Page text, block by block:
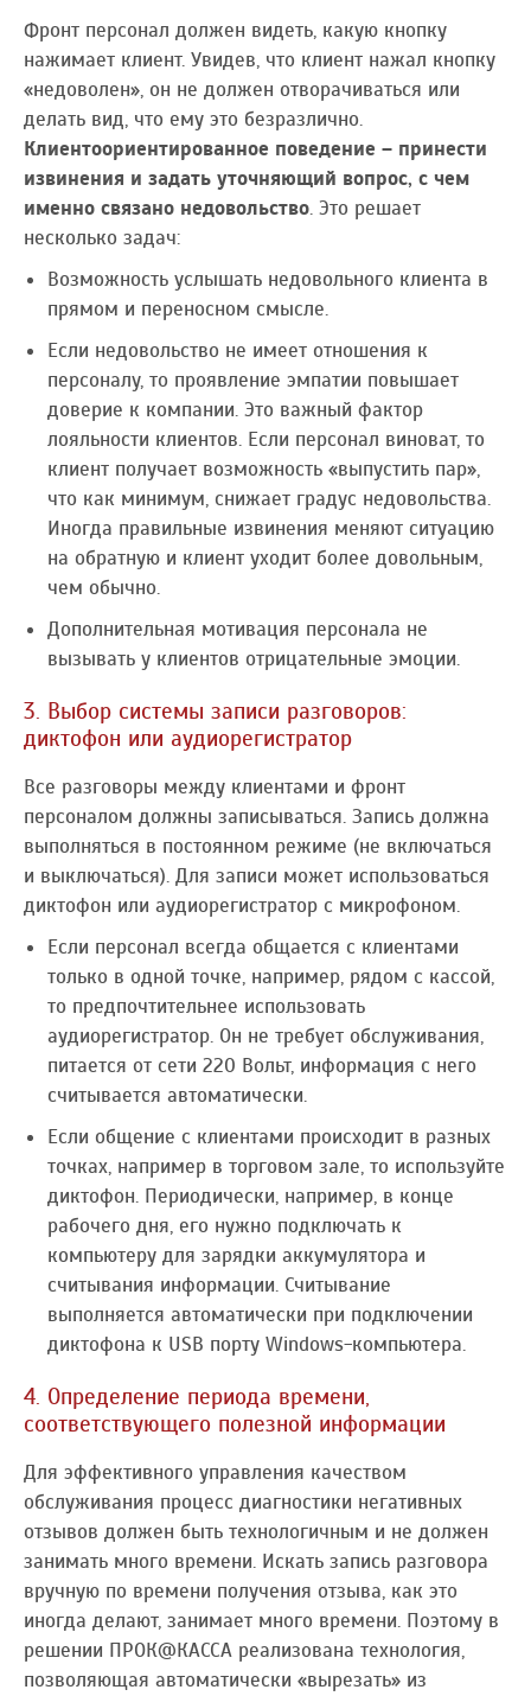
Фронт персонал должен видеть, какую кнопку
нажимает клиент. Увидев, что клиент нажал кнопку
«недоволен», он не должен отворачиваться или
делать вид, что ему это безразлично.
Клиентоориентированное поведение – принести
извинения и задать уточняющий вопрос, с чем
именно связано недовольство. Это решает
несколько задач:
Возможность услышать недовольного клиента в
прямом и переносном смысле.
Если недовольство не имеет отношения к
персоналу, то проявление эмпатии повышает
доверие к компании. Это важный фактор
лояльности клиентов. Если персонал виноват, то
клиент получает возможность «выпустить пар»,
что как минимум, снижает градус недовольства.
Иногда правильные извинения меняют ситуацию
на обратную и клиент уходит более довольным,
чем обычно.
Дополнительная мотивация персонала не
вызывать у клиентов отрицательные эмоции.
3. Выбор системы записи разговоров:
диктофон или аудиорегистратор
Все разговоры между клиентами и фронт
персоналом должны записываться. Запись должна
выполняться в постоянном режиме (не включаться
и выключаться). Для записи может использоваться
диктофон или аудиорегистратор с микрофоном.
Если персонал всегда общается с клиентами
только в одной точке, например, рядом с кассой,
то предпочтительнее использовать
аудиорегистратор. Он не требует обслуживания,
питается от сети 220 Вольт, информация с него
считывается автоматически.
Если общение с клиентами происходит в разных
точках, например в торговом зале, то используйте
диктофон. Периодически, например, в конце
рабочего дня, его нужно подключать к
компьютеру для зарядки аккумулятора и
считывания информации. Считывание
выполняется автоматически при подключении
диктофона к USB порту Windows-компьютера.
4. Определение периода времени,
соответствующего полезной информации
Для эффективного управления качеством
обслуживания процесс диагностики негативных
отзывов должен быть технологичным и не должен
занимать много времени. Искать запись разговора
вручную по времени получения отзыва, как это
иногда делают, занимает много времени. Поэтому в
решении ПРОК@КАССА реализована технология,
позволяющая автоматически «вырезать» из